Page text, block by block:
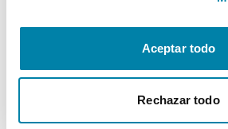
Aceptar todo
Rechazar todo
Más de 3.500 clientes